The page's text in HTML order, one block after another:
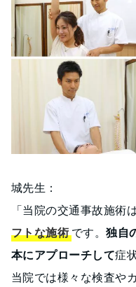
城先生：
「当院の交通事故施術は
フトな施術です。独自
本にアプローチして症
当院では様々な検査や